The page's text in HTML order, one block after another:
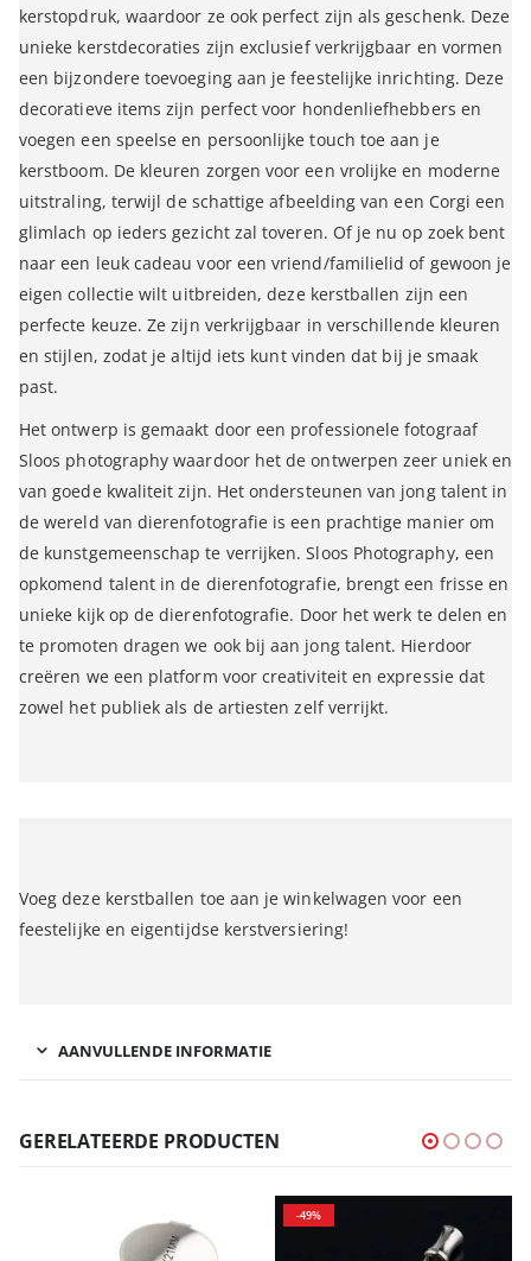
kerstopdruk, waardoor ze ook perfect zijn als geschenk. Deze
unieke kerstdecoraties zijn exclusief verkrijgbaar en vormen
een bijzondere toevoeging aan je feestelijke inrichting. Deze
decoratieve items zijn perfect voor hondenliefhebbers en
voegen een speelse en persoonlijke touch toe aan je
kerstboom. De kleuren zorgen voor een vrolijke en moderne
uitstraling, terwijl de schattige afbeelding van een Corgi een
glimlach op ieders gezicht zal toveren. Of je nu op zoek bent
naar een leuk cadeau voor een vriend/familielid of gewoon je
eigen collectie wilt uitbreiden, deze kerstballen zijn een
perfecte keuze. Ze zijn verkrijgbaar in verschillende kleuren
en stijlen, zodat je altijd iets kunt vinden dat bij je smaak
past.
Het ontwerp is gemaakt door een professionele fotograaf
Sloos photography waardoor het de ontwerpen zeer uniek en
van goede kwaliteit zijn. Het ondersteunen van jong talent in
de wereld van dierenfotografie is een prachtige manier om
de kunstgemeenschap te verrijken. Sloos Photography, een
opkomend talent in de dierenfotografie, brengt een frisse en
unieke kijk op de dierenfotografie. Door het werk te delen en
te promoten dragen we ook bij aan jong talent. Hierdoor
creëren we een platform voor creativiteit en expressie dat
zowel het publiek als de artiesten zelf verrijkt.
Voeg deze kerstballen toe aan je winkelwagen voor een
feestelijke en eigentijdse kerstversiering!
AANVULLENDE INFORMATIE
GERELATEERDE PRODUCTEN